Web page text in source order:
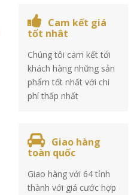
Cam kết giá
tốt nhât
Chúng tôi cam kết tới
khách hàng những sản
phẩm tốt nhất với chi
phí thấp nhất
Giao hàng
toàn quốc
Giao hàng với 64 tỉnh
thành với giá cước hợp